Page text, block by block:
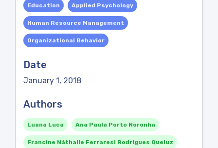
Education Applied Psychology
Human Resource Management
Organizational Behavior
Date
January 1, 2018
Authors
Luana Luca Ana Paula Porto Noronha
Francine Náthalie Ferraresi Rodrigues Queluz